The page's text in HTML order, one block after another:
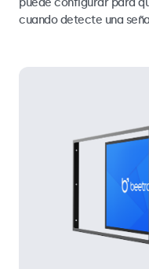
cuando detecte una